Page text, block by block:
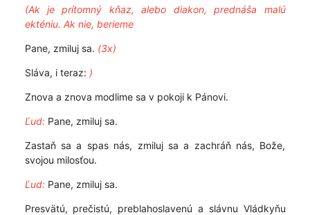
(Ak je prítomný kňaz, alebo diakon, prednáša malú
ekténiu. Ak nie, berieme
Pane, zmiluj sa. (3x)
Sláva, i teraz: )
Znova a znova modlime sa v pokoji k Pánovi.
Ľud:Pane, zmiluj sa.
Zastaň sa a spas nás, zmiluj sa a zachráň nás, Bože,
svojou milosťou.
Ľud:Pane, zmiluj sa.
Presvätú, prečistú, preblahoslavenú a slávnu Vládkyňu